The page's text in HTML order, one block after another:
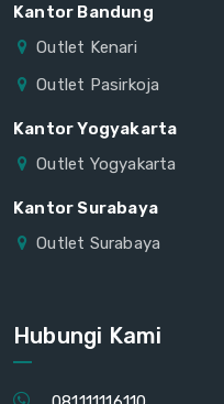
Kantor Bandung
Outlet Kenari
Outlet Pasirkoja
Kantor Yogyakarta
Outlet Yogyakarta
Kantor Surabaya
Outlet Surabaya
Hubungi Kami